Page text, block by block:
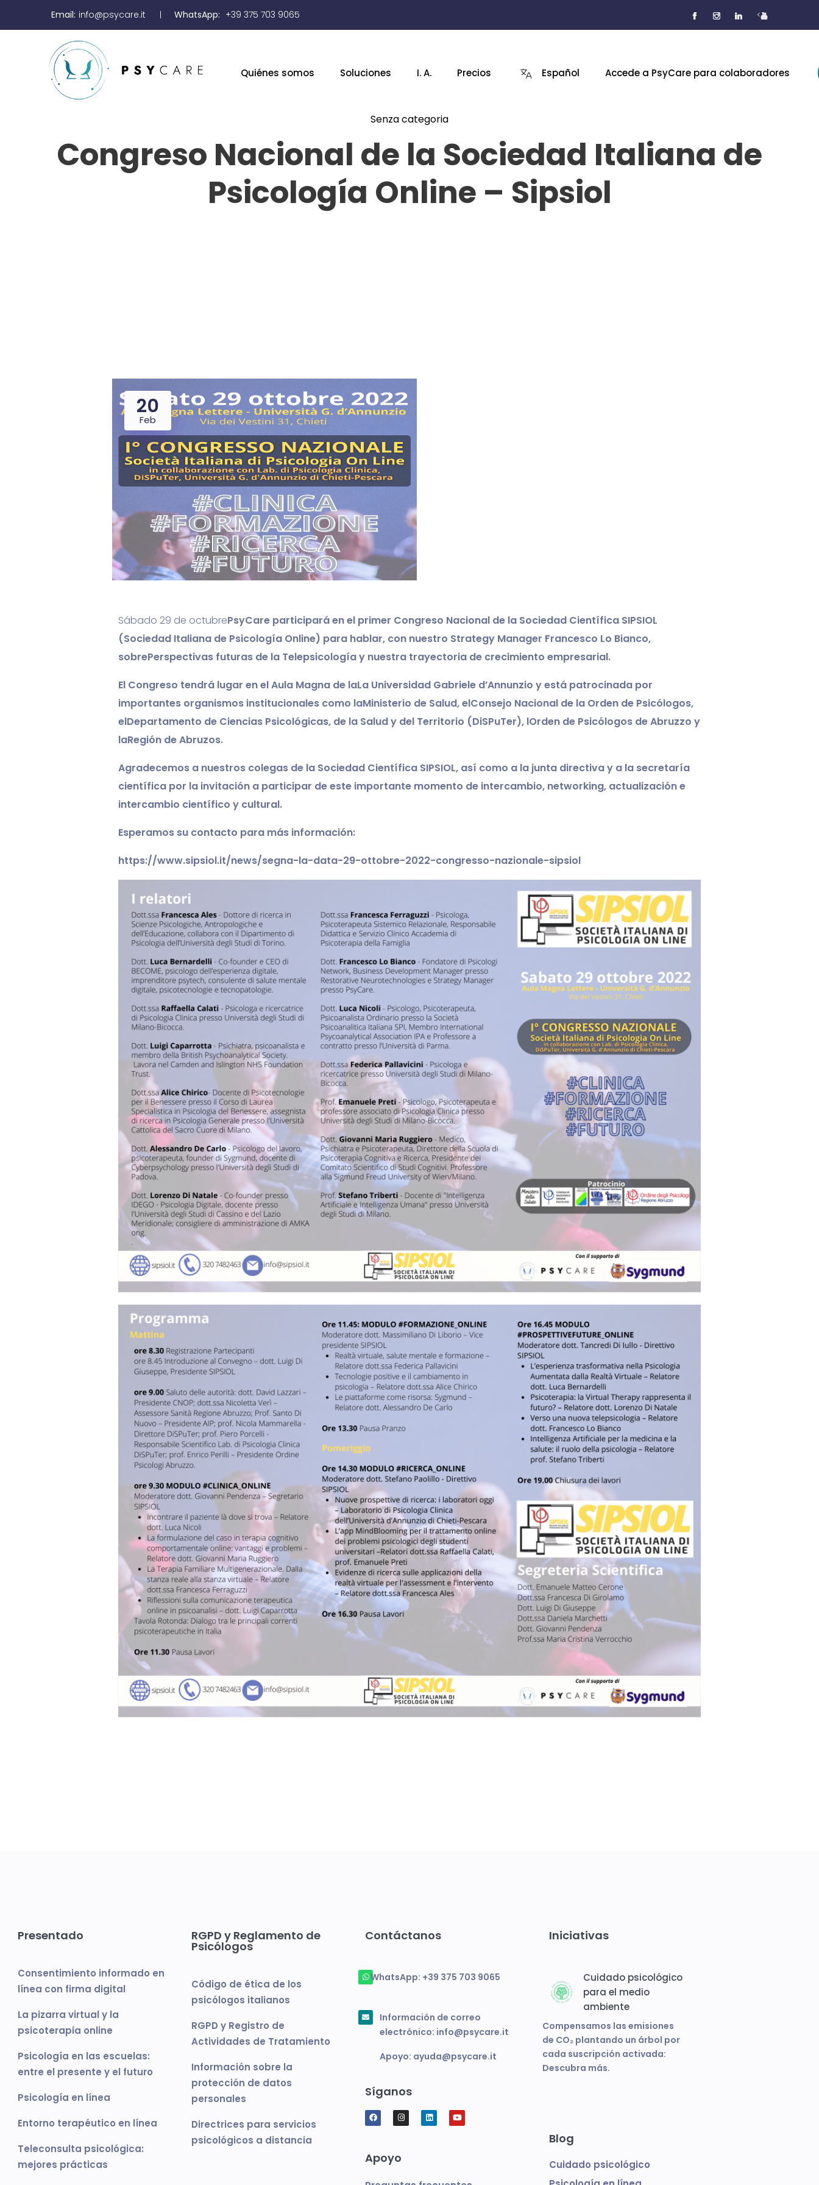
Email: info@psycare.it WhatsApp: +39 375 703 9065 <
Quiénes somos Soluciones I. A. Precios Español Accede a PsyCare para colaboradores
Senza categoria
Congreso Nacional de la Sociedad Italiana de
Psicología Online – Sipsiol
20
Feb
Sábado 29 de octubrePsyCare participará en el primer Congreso Nacional de la Sociedad Científica SIPSIOL
(Sociedad Italiana de Psicología Online) para hablar, con nuestro Strategy Manager Francesco Lo Bianco,
sobrePerspectivas futuras de la Telepsicología y nuestra trayectoria de crecimiento empresarial.
El Congreso tendrá lugar en el Aula Magna de laLa Universidad Gabriele d’Annunzio y está patrocinada por
importantes organismos institucionales como laMinisterio de Salud, elConsejo Nacional de la Orden de Psicólogos,
elDepartamento de Ciencias Psicológicas, de la Salud y del Territorio (DiSPuTer), lOrden de Psicólogos de Abruzzo y
laRegión de Abruzos.
Agradecemos a nuestros colegas de la Sociedad Científica SIPSIOL, así como a la junta directiva y a la secretaría
científica por la invitación a participar de este importante momento de intercambio, networking, actualización e
intercambio científico y cultural.
Esperamos su contacto para más información:
https://www.sipsiol.it/news/segna-la-data-29-ottobre-2022-congresso-nazionale-sipsiol
Presentado
Consentimiento informado en
línea con firma digital
La pizarra virtual y la
psicoterapia online
Psicología en las escuelas:
entre el presente y el futuro
Psicología en línea
Entorno terapéutico en línea
Teleconsulta psicológica:
mejores prácticas
RGPD y Reglamento de
Psicólogos
Código de ética de los
psicólogos italianos
RGPD y Registro de
Actividades de Tratamiento
Información sobre la
protección de datos
personales
Directrices para servicios
psicológicos a distancia
Contáctanos
WhatsApp: +39 375 703 9065
Información de correo
electrónico: info@psycare.it
Apoyo: ayuda@psycare.it
Síganos
Apoyo
Iniciativas
Cuidado psicológico
para el medio
ambiente
Compensamos las emisiones
de CO₂ plantando un árbol por
cada suscripción activada:
Descubra más.
Blog
Cuidado psicológico